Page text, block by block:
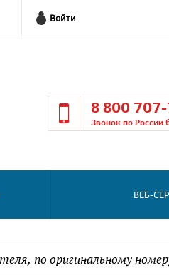
Войти
8 800
Звонок по России
ВЕБ-